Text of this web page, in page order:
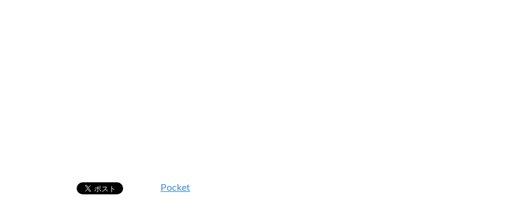
Pocket